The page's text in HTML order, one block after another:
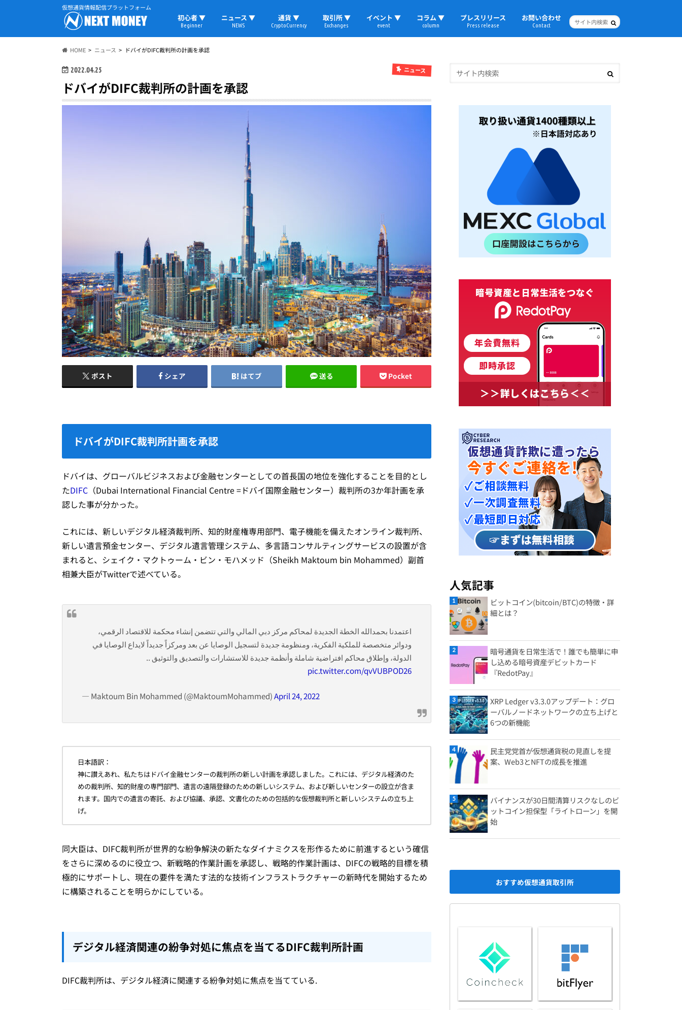
仮想通貨情報配信プラットフォーム
初心者 ▼
Beginner
ニュース ▼
NEWS
通貨 ▼
CryptoCurrency
取引所 ▼
Exchanges
イベント ▼
event
コラム ▼
column
プレスリリース
Press release
お問い合わせ
Contact
HOME ニュース ドバイがDIFC裁判所の計画を承認
2022.04.25 ニュース
ドバイがDIFC裁判所の計画を承認
ポスト シェア はてブ 送る Pocket
ドバイがDIFC裁判所計画を承認
ドバイは、グローバルビジネスおよび金融センターとしての首長国の地位を強化することを目的とし
たDIFC （Dubai International Financial Centre =ドバイ国際金融センター）裁判所の3か年計画を承
認した事が分かった。
これには、新しいデジタル経済裁判所、知的財産権専用部門、電子機能を備えたオンライン裁判所、
新しい遺言預金センター、デジタル遺言管理システム、多言語コンサルティングサービスの設置が含
まれると、シェイク・マクトゥーム・ビン・モハメッド（Sheikh Maktoum bin Mohammed）副首
相兼大臣がTwitterで述べている。
اعتمدنا بحمدالله الخطة الجديدة لمحاكم مركز دبي المالي والتي تتضمن إنشاء محكمة للاقتصاد الرقمي،
ودوائر متخصصة للملكية الفكرية، ومنظومة جديدة لتسجيل الوصايا عن بعد ومركزاً جديداً لايداع الوصايا في
الدولة، وإطلاق محاكم افتراضية شاملة وأنظمة جديدة للاستشارات والتصديق والتوثيق ..
pic.twitter.com/qvVUBPOD26
— Maktoum Bin Mohammed (@MaktoumMohammed)April 24, 2022
日本語訳：
神に讃えあれ、私たちはドバイ金融センターの裁判所の新しい計画を承認しました。これには、デジタル経済のた
めの裁判所、知的財産の専門部門、遺言の遠隔登録のための新しいシステム、および新しいセンターの設立が含ま
れます。国内での遺言の寄託、および協議、承認、文書化のための包括的な仮想裁判所と新しいシステムの立ち上
げ。
同大臣は、DIFC裁判所が世界的な紛争解決の新たなダイナミクスを形作るために前進するという確信
をさらに深めるのに役立つ、新戦略的作業計画を承認し、戦略的作業計画は、DIFCの戦略的目標を積
極的にサポートし、現在の要件を満たす法的な技術インフラストラクチャーの新時代を開始するため
に構築されることを明らかにしている。
デジタル経済関連の紛争対処に焦点を当てるDIFC裁判所計画
DIFC裁判所は、デジタル経済に関連する紛争対処に焦点を当てている.
人気記事
ビットコイン(bitcoin/BTC)の特徴・詳
細とは？
暗号通貨を日常生活で！誰でも簡単に申
し込める暗号資産デビットカード
『RedotPay』
XRP Ledger v3.3.0アップデート：グロ
ーバルノードネットワークの立ち上げと
6つの新機能
民主党党首が仮想通貨税の見直しを提
案、Web3とNFTの成長を推進
バイナンスが30日間清算リスクなしのビ
ットコイン担保型「ライトローン」を開
始
おすすめ仮想通貨取引所